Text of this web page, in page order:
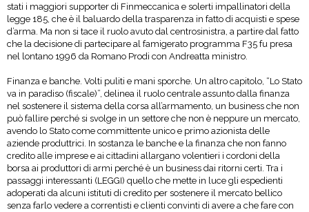
stati i maggiori supporter di Finmeccanica e solerti impallinatori della
legge 185, che è il baluardo della trasparenza in fatto di acquisti e spese
d’arma. Ma non si tace il ruolo avuto dal centrosinistra, a partire dal fatto
che la decisione di partecipare al famigerato programma F35 fu presa
nel lontano 1996 da Romano Prodi con Andreatta ministro.
Finanza e banche. Volti puliti e mani sporche. Un altro capitolo, “Lo Stato
va in paradiso (fiscale)”, delinea il ruolo centrale assunto dalla finanza
nel sostenere il sistema della corsa all’armamento, un business che non
può fallire perché si svolge in un settore che non è neppure un mercato,
avendo lo Stato come committente unico e primo azionista delle
aziende produttrici. In sostanza le banche e la finanza che non fanno
credito alle imprese e ai cittadini allargano volentieri i cordoni della
borsa ai produttori di armi perché è un business dai ritorni certi. Tra i
passaggi interessanti (LEGGI) quello che mette in luce gli espedienti
adoperati da alcuni istituti di credito per sostenere il mercato bellico
senza farlo vedere a correntisti e clienti convinti di avere a che fare con